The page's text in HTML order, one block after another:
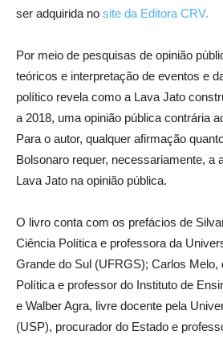
ser adquirida no site da Editora CRV.
Por meio de pesquisas de opinião
teóricos e interpretação de eventos e
político revela como a Lava Jato
a 2018, uma opinião pública contrária
Para o autor, qualquer afirmação
Bolsonaro requer, necessariamente, a
Lava Jato na opinião pública.
O livro conta com os prefácios de
Ciência Política e professora da
Grande do Sul (UFRGS); Carlos Melo,
Política e professor do Instituto de
e Walber Agra, livre docente pela
(USP), procurador do Estado e